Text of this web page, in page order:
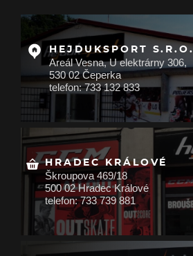
HEJDUKSPORT S.R.O.
Areál Vesna, U elektrárny 306,
530 02 Čeperka
telefon: 733 132 833
HRADEC KRÁLOVÉ
Škroupova 469/18
500 02 Hradec Králové
telefon: 733 739 881